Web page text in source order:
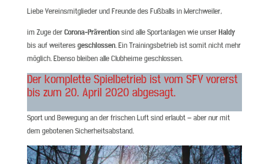
Liebe Vereinsmitglieder und Freunde des Fußballs in Merchweiler,
im Zuge derCorona-Präventionsind alle Sportanlagen wie unserHaldy
bis auf weiteresgeschlossen. Ein Trainingsbetrieb ist somit nicht mehr
möglich. Ebenso bleiben alle Clubheime geschlossen.
Der komplette Spielbetrieb ist vom SFV vorerst
bis zum 20. April 2020 abgesagt.
Sport und Bewegung an der frischen Luft sind erlaubt – aber nur mit
dem gebotenen Sicherheitsabstand.